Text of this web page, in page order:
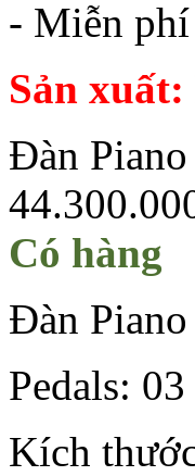
- Miễn phí
Sản
Đàn
Có hàng
Đàn
Pedals:
Kích